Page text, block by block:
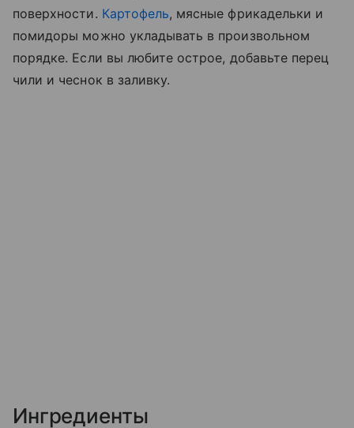
поверхности. Картофель, мясные фрикадельки и
помидоры можно укладывать в произвольном
порядке. Если вы любите острое, добавьте перец
чили и чеснок в заливку.
Ингредиенты